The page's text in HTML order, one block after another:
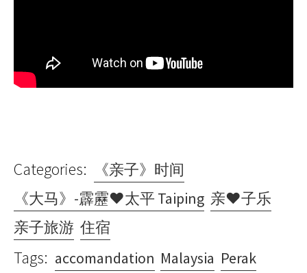
Categories:
《亲子》时间
《大马》-霹靂♥太平 Taiping 亲♥子乐
亲子旅游 住宿
Tags: accomandation Malaysia Perak